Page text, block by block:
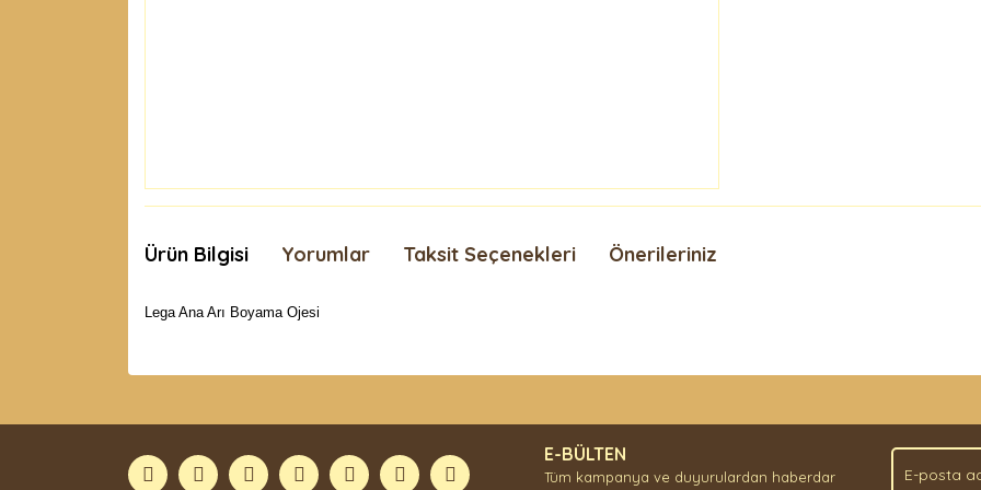
Ürün Bilgisi Yorumlar Taksit Seçenekleri Önerileriniz
Lega Ana Arı Boyama Ojesi
Ürün açıklamasında eksik bilgiler bulunuyor.
E-BÜLTEN
Tüm kampanya ve duyurulardan haberdar